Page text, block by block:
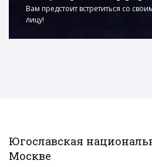
Вам предстоит встретиться со
лицу!
Югославская
Москве